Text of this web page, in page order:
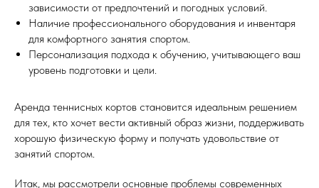
зависимости от предпочтений и погодных условий.
Наличие профессионального оборудования и инвентаря
для комфортного занятия спортом.
Персонализация подхода к обучению, учитывающего ваш
уровень подготовки и цели.
Аренда теннисных кортов становится идеальным решением
для тех, кто хочет вести активный образ жизни, поддерживать
хорошую физическую форму и получать удовольствие от
занятий спортом.
Итак, мы рассмотрели основные проблемы современных